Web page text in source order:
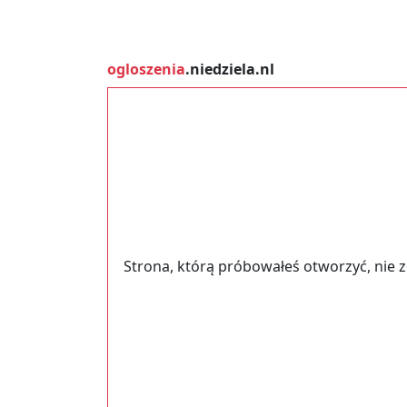
ogloszenia.niedziela.nl
Strona, którą próbowałeś otworzyć, nie